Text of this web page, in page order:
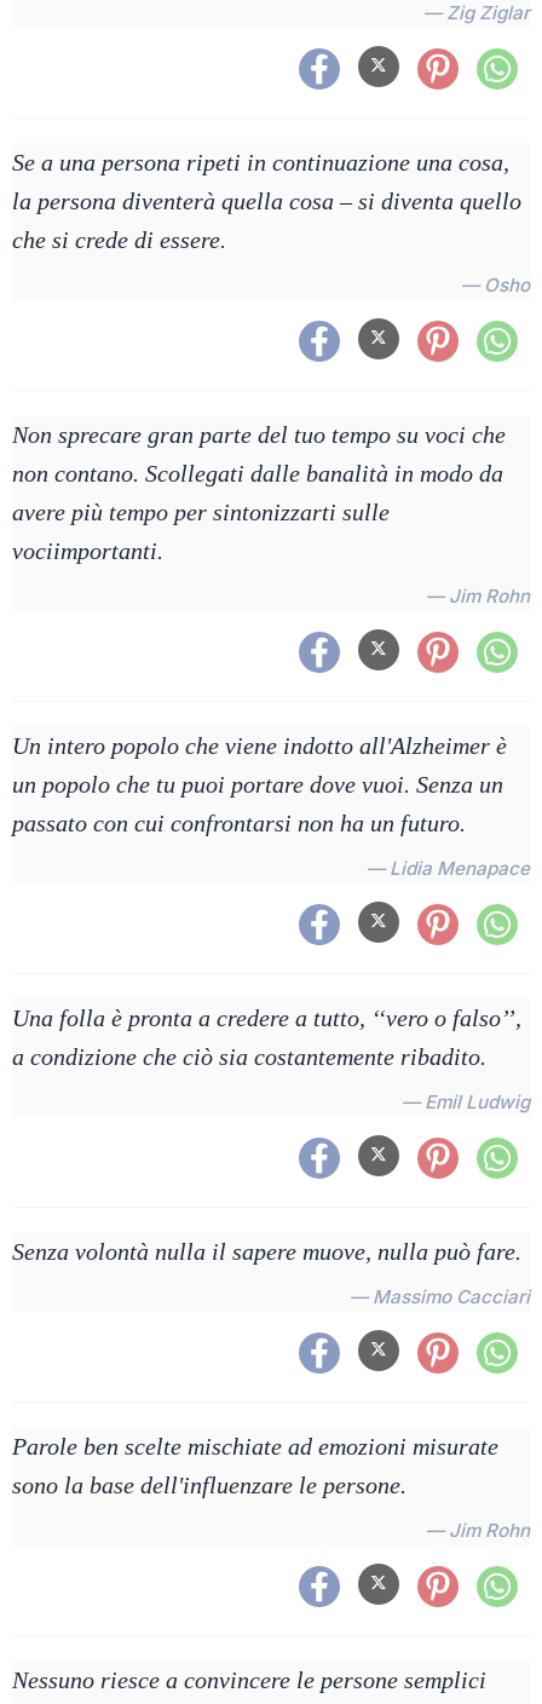
— Zig Ziglar
Se a una persona ripeti in continuazione una cosa,
la persona diventerà quella cosa – si diventa quello
che si crede di essere.
— Osho
Non sprecare gran parte del tuo tempo su voci che
non contano. Scollegati dalle banalità in modo da
avere più tempo per sintonizzarti sulle
vociimportanti.
— Jim Rohn
Un intero popolo che viene indotto all'Alzheimer è
un popolo che tu puoi portare dove vuoi. Senza un
passato con cui confrontarsi non ha un futuro.
— Lidia Menapace
Una folla è pronta a credere a tutto, ‘‘vero o falso’’,
a condizione che ciò sia costantemente ribadito.
— Emil Ludwig
Senza volontà nulla il sapere muove, nulla può fare.
— Massimo Cacciari
Parole ben scelte mischiate ad emozioni misurate
sono la base dell'influenzare le persone.
— Jim Rohn
Nessuno riesce a convincere le persone semplici